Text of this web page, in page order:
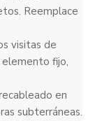
Reemplace
visitas de
elemento fijo,
en
subterráneas.